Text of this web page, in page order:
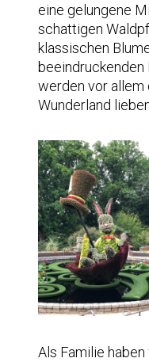
eine gelungene
schattigen
klassischen
beeindruckenden
werden vor allem
Wunderland
Als Familie